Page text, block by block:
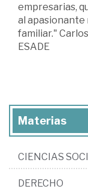
empresarias,
al apasionante
familiar."
ESADE
Materias
CIENCIAS
DERECHO